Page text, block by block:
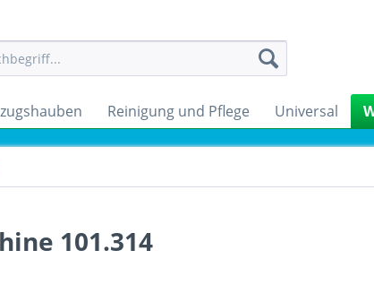
Reinigung und Pflege Universal
101.314